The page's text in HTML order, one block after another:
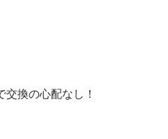
換の心配なし！